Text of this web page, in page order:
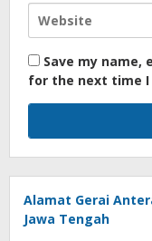
Save my name,
for the next time I
Alamat Gerai
Jawa Tengah